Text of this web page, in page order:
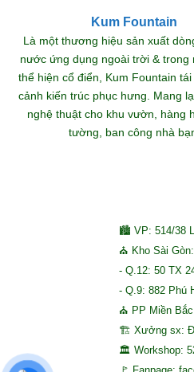
Kum Fountain
Là một thương hiệu sản xuất
nước ứng dụng ngoài trời & trong
thể hiện cổ điển, Kum Fountain
cảnh kiến trúc phục hưng. Mang
nghệ thuật cho khu vườn, hàng
tường, ban công nhà
🏙 VP: 514/38
⛪ Kho Sài Gòn:
- Q.12: 50 TX
- Q.9: 882 Phú
⛪ PP Miền
🏗 Xưởng sx:
🏛 Workshop: